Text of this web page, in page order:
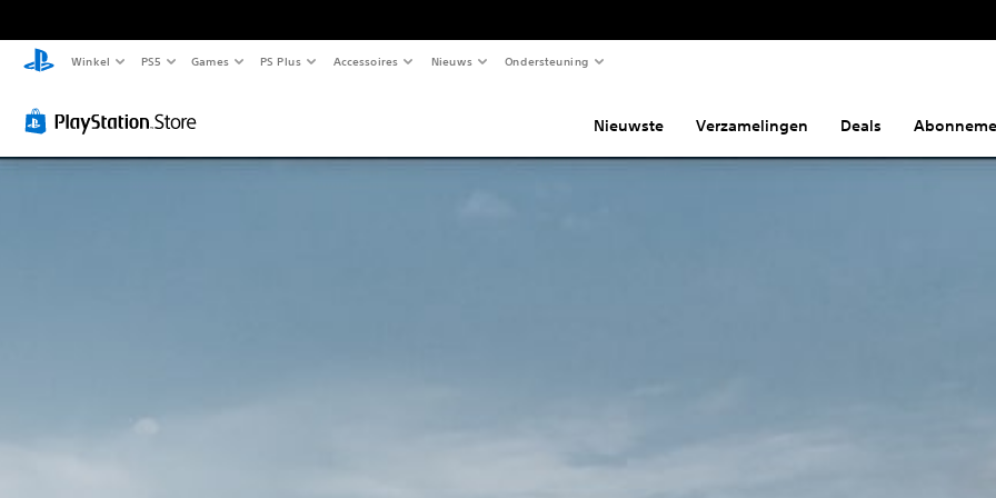
Winkel PS5 Games PS Plus Accessoires Nieuws Ondersteuning
Nieuwste Verzamelingen Deals